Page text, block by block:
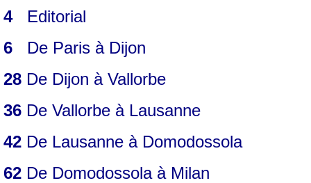
4Editorial
6 De Paris à Dijon
28 De Dijon à Vallorbe
36 De Vallorbe à Lausanne
42 De Lausanne à Domodossola
62 De Domodossola à Milan